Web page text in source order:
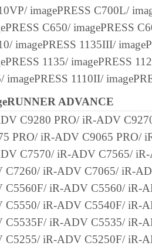
認・免責
ウェア」は、『現状のまま
キヤノン、キヤノンのライセ
キヤノンの関連会社、それら
いずれも、「本ソフトウェア
定の目的への適合性の保証を
たると黙示たるとを問わず一
キヤノンのライセンサー、
の関連会社、それらの販売代
、「本ソフトウェア」の使用
かなる損害（逸失利益および
な損害を含むがこれらに限定
す。）について、適用法で認
imagePRESS C700L/
C650/ imagePRESS
imagePRESS 1135III/
1135/ imagePRESS
imagePRESS 1110II/
ADVANCE
C9280 PRO/ iR-ADV
PRO/ iR-ADV C9065 PRO/
C7570/ iR-ADV C7565/
C7260/ iR-ADV C7065/ iR-
C5560F/ iR-ADV C5560/ iR-
C5550/ iR-ADV C5540F/ iR-
C5535F/ iR-ADV C5535/ iR-
C5255/ iR-ADV C5250F/ iR-